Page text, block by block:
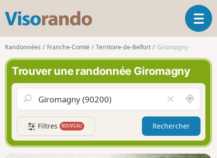
s
o
r
n
d
o
O
u
l
a
i
g
a
Randonnées Franche-Comté Territoire-de-Belfort Giromagny
Trouver une randonnée Giromagny
i
d
e
r
l
A
u
t
u
r
Filtres NOUVEAU Rechercher